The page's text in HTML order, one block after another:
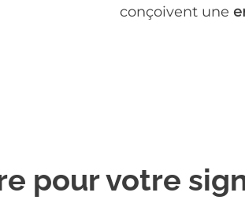
conçoivent une
pour votre